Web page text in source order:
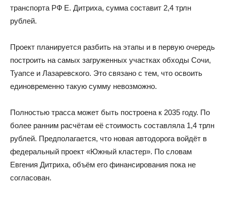
транспорта РФ Е. Дитриха, сумма составит 2,4 трлн
рублей.
Проект планируется разбить на этапы и в первую очередь
построить на самых загруженных участках обходы Сочи,
Туапсе и Лазаревского. Это связано с тем, что освоить
единовременно такую сумму невозможно.
Полностью трасса может быть построена к 2035 году. По
более ранним расчётам её стоимость составляла 1,4 трлн
рублей. Предполагается, что новая автодорога войдёт в
федеральный проект «Южный кластер». По словам
Евгения Дитриха, объём его финансирования пока не
согласован.